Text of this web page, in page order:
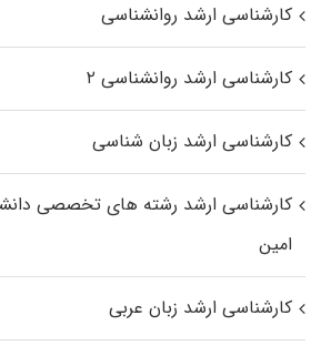
کارشناسی ارشد روانشناسی
کارشناسی ارشد روانشناسی ۲
کارشناسی ارشد زبان شناسی
کارشناسی ارشد رﺷﺘﻪ ﻫﺎی تخصصی
اﻣﻴﻦ
کارشناسی ارشد زبان عربی